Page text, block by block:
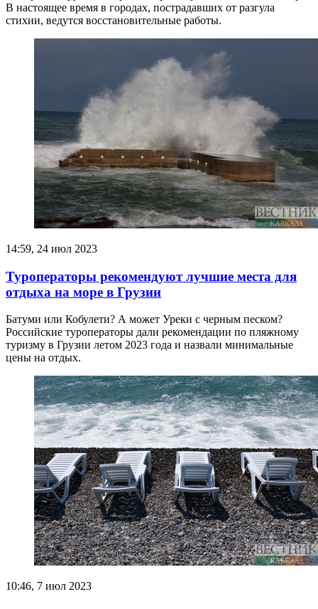
В настоящее время в городах, пострадавших от разгула
стихии, ведутся восстановительные работы.
14:59, 24 июл 2023
Туроператоры рекомендуют лучшие места для
отдыха на море в Грузии
Батуми или Кобулети? А может Уреки с черным песком?
Российские туроператоры дали рекомендации по пляжному
туризму в Грузии летом 2023 года и назвали минимальные
цены на отдых.
10:46, 7 июл 2023